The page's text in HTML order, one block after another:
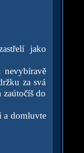
jako
nevybíravě
za svá
do
a domluvte